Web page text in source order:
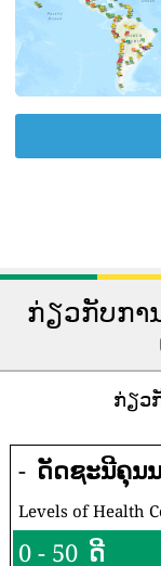
ກ່ຽວກັບກາ
ກ່ຽວ
- ດັດຊະນີຄຸນ
Levels of Health
0 - 50 ດີ